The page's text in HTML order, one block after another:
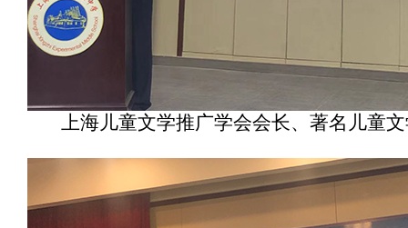
上海儿童文学推广学会会长、著名儿童